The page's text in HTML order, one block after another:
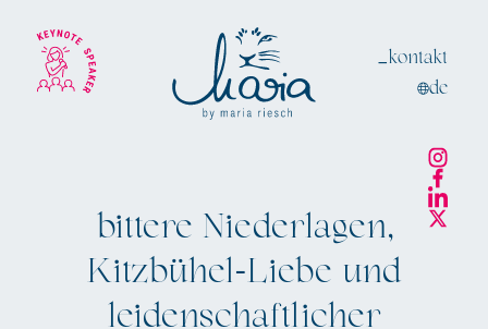
de
_kontakt
bittere Niederlagen,
Kitzbühel-Liebe und
leidenschaftlicher